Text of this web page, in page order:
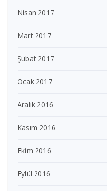
Nisan 2017
Mart 2017
Şubat 2017
Ocak 2017
Aralık 2016
Kasım 2016
Ekim 2016
Eylül 2016